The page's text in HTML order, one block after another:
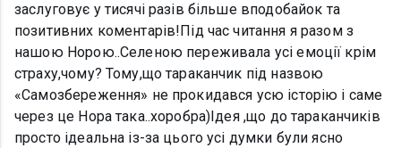
заслуговує у тисячі разів більше вподобайок та
позитивних коментарів!Під час читання я разом з
нашою Норою..Селеною переживала усі емоції крім
страху,чому? Тому,що тараканчик під назвою
«Самозбереження» не прокидався усю історію і саме
через це Нора така..хоробра)Ідея ,що до тараканчиків
просто ідеальна із-за цього усі думки були ясно